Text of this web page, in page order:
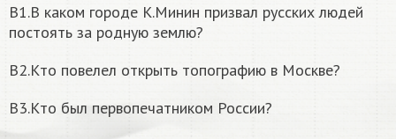
В1.В каком городе К.Минин призвал русских людей
постоять за родную землю?
B2.Кто повелел открыть топографию в Москве?
B3.Кто был первопечатником России?